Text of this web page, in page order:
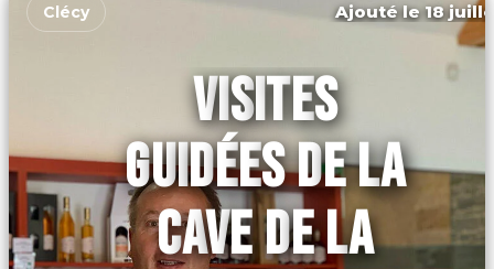
Clécy Ajouté le 18
VISITES
GUIDÉES DE LA
CAVE DE LA